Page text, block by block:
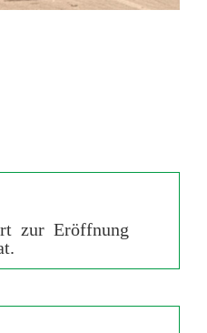
zur Eröffnung